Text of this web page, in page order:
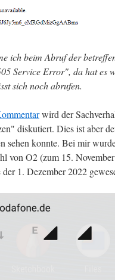
ich beim Abruf der
Service Error", da hat es
sich noch abrufen.
wird der
diskutiert. Dies ist aber
sehen konnte. Bei mir
von O2 (zum 15.
1. Dezember 2022